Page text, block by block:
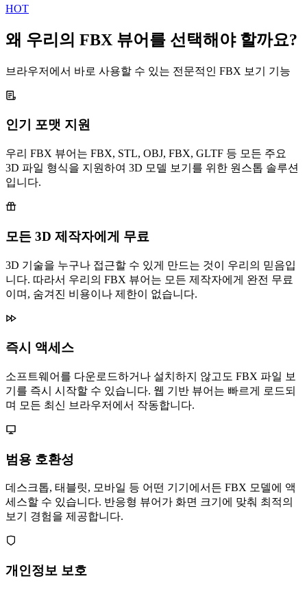
HOT
왜 우리의 FBX 뷰어를 선택해야 할까요?
브라우저에서 바로 사용할 수 있는 전문적인 FBX 보기 기능
인기 포맷 지원
우리 FBX 뷰어는 FBX, STL, OBJ, FBX, GLTF 등 모든 주요
3D 파일 형식을 지원하여 3D 모델 보기를 위한 원스톱 솔루션
입니다.
모든 3D 제작자에게 무료
3D 기술을 누구나 접근할 수 있게 만드는 것이 우리의 믿음입
니다. 따라서 우리의 FBX 뷰어는 모든 제작자에게 완전 무료
이며, 숨겨진 비용이나 제한이 없습니다.
즉시 액세스
소프트웨어를 다운로드하거나 설치하지 않고도 FBX 파일 보
기를 즉시 시작할 수 있습니다. 웹 기반 뷰어는 빠르게 로드되
며 모든 최신 브라우저에서 작동합니다.
범용 호환성
데스크톱, 태블릿, 모바일 등 어떤 기기에서든 FBX 모델에 액
세스할 수 있습니다. 반응형 뷰어가 화면 크기에 맞춰 최적의
보기 경험을 제공합니다.
개인정보 보호